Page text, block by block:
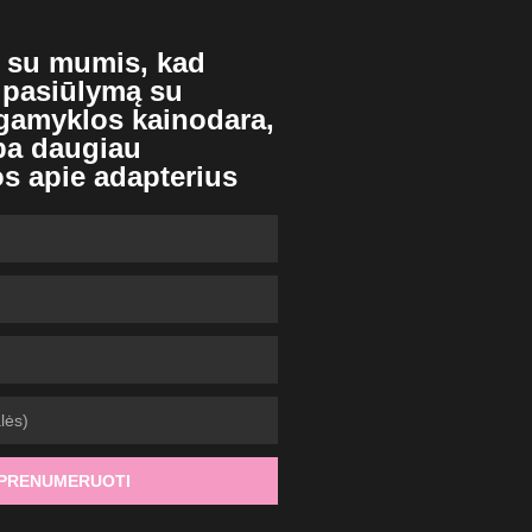
mumis, kad
su
kainodara,
daugiau
apie adapterius